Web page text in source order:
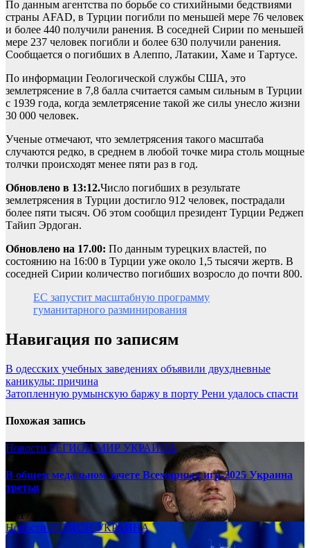
По данным агентства по борьбе со стихийными бедствиями
страны AFAD, в Турции погибли по меньшей мере 76 человек
и более 440 получили ранения. В соседней Сирии по меньшей
мере 237 человек погибли и более 630 получили ранения.
Сообщается о погибших в Алеппо, Латакии, Хаме и Тартусе.
По информации Геологической службы США, это
землетрясение в 7,8 балла считается самым сильным в Турции
с 1939 года, когда землетрясение такой же силы унесло жизни
30 000 человек.
Ученые отмечают, что землетрясения такого масштаба
случаются редко, в среднем в любой точке мира столь мощные
толчки происходят менее пяти раз в год.
Обновлено в 13:12.Число погибших в результате
землетрясения в Турции достигло 912 человек, пострадали
более пяти тысяч. Об этом сообщил президент Турции Реджеп
Тайип Эрдоган.
Обновлено на 17.00: По данным турецких властей, по
состоянию на 16:00 в Турции уже около 1,5 тысячи жертв. В
соседней Сирии количество погибших возросло до почти 800.
ЕС запустит масштабную программу
гуманитарного разминирования
Навигация по записям
В одесских учебных заведениях объявили двухдневные
каникулы: причина
Затопленную румынскую баржу в порту Рени удалось спасти
Похожая запись
Новости РЕГИОНМИР УКРАИНА
В общем медальном зачете Всемирных игр-2025 Украина
третья
08.17.2025
НовостиРЕГИОНУКРАИНА